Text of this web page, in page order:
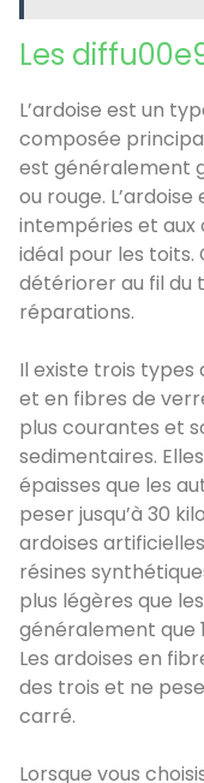
Les
L’ardoise est un
composée
est généralement
ou rouge.
intempéries et aux
idéal pour les toits.
détériorer au fil du
réparations.
Il existe trois types
et en fibres de
plus courantes et
sedimentaires.
épaisses que les
peser jusqu’à 30
ardoises
résines
plus légères que
généralement que
Les ardoises en
des trois et ne
carré.
Lorsque vous